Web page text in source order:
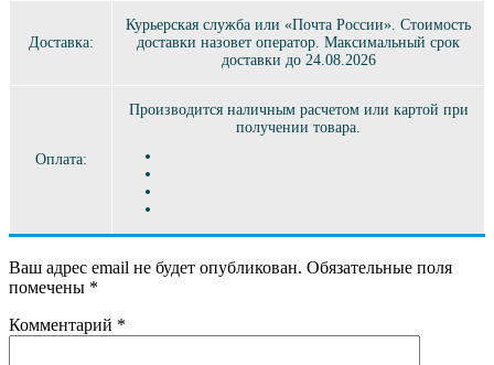
Доставка:
Курьерская служба или «Почта России». Стоимость
доставки назовет оператор. Максимальный срок
доставки до 24.08.2026
Оплата:
Производится наличным расчетом или картой при
получении товара.
Ваш адрес email не будет опубликован. Обязательные поля
помечены *
Комментарий *